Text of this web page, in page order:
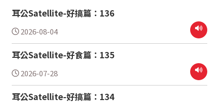
耳公Satellite-好搞篇：136
2026-08-04
耳公Satellite-好食篇：135
2026-07-28
耳公Satellite-好搞篇：134